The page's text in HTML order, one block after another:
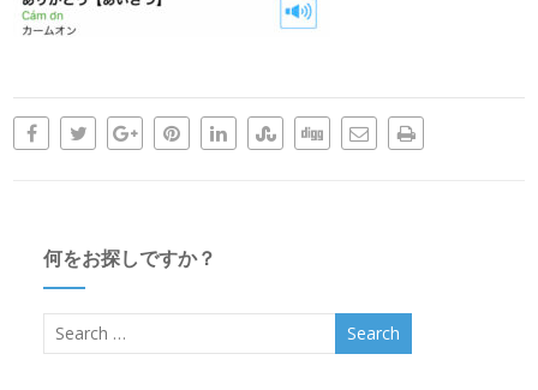
何をお探しですか？